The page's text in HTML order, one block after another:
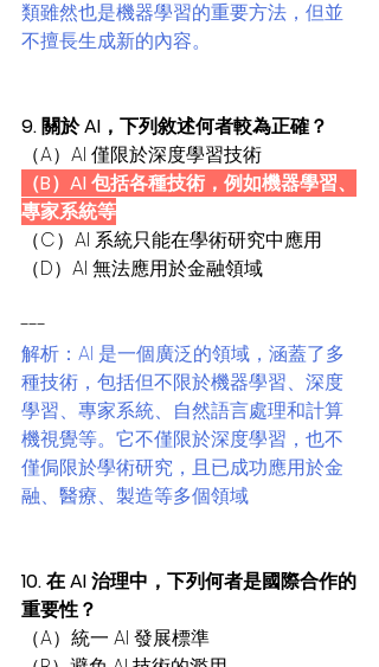
類雖然也是機器學習的重要方法，但並
不擅長生成新的內容。
9. 關於 AI，下列敘述何者較為正確？
（A）AI 僅限於深度學習技術
（B）AI 包括各種技術，例如機器學習、
專家系統等
（C）AI 系統只能在學術研究中應用
（D）AI 無法應用於金融領域
---
解析：AI 是一個廣泛的領域，涵蓋了多
種技術，包括但不限於機器學習、深度
學習、專家系統、自然語言處理和計算
機視覺等。它不僅限於深度學習，也不
僅侷限於學術研究，且已成功應用於金
融、醫療、製造等多個領域
10. 在 AI 治理中，下列何者是國際合作的
重要性？
（A）統一 AI 發展標準